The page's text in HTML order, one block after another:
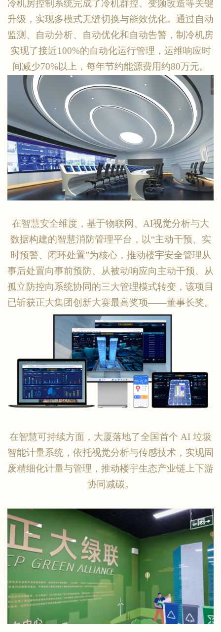
冷机房控制系统完成了冷机群控、变频改造等关键
升级，实现多模式无缝切换与能效优化。通过自动
监测、自动分析、自动优化和自动告警，制冷机房
实现了接近100%的自动化运行管理，运维响应时
间减少70%以上，每年节约能源费用约80万元。
在智慧安全维度，基于物联网、 AI视觉分析与大
数据构建的智慧消防管理平台，以“主动干预、实
时预警、闭环处置”为核心，推动楼宇安全管理从
事后处置向事前预防、从被动响应向主动干预、从
孤立防控向系统协同的三大管理模式转变，该项目
已斩获正大集团创新大赛最高奖项——董事长奖。
在智慧可持续方面，大厦落地了全国首个 AI 垃圾
智能计量系统，依托视觉分析与传感技术，实现固
废精细化计量与管理，推动楼宇生态产业链上下游
协同减碳。